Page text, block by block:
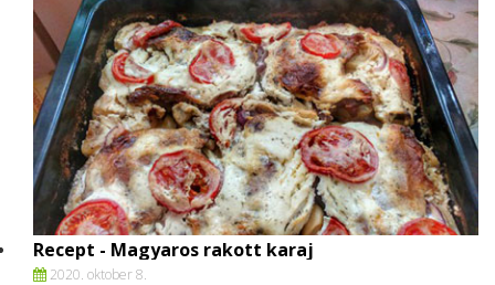
Recept - Magyaros rakott karaj
2020. oktober 8.